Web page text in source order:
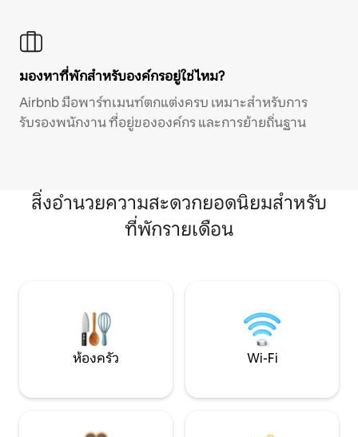
มองหาที่พักสำหรับองค์กรอยู่ใช่ไหม?
Airbnb มีอพาร์ทเมนท์ตกแต่งครบ เหมาะสำหรับการ
รับรองพนักงาน ที่อยู่ขององค์กร และการย้ายถิ่นฐาน
สิ่งอำนวยความสะดวกยอดนิยมสำหรับ
ที่พักรายเดือน
ห้องครัว Wi-Fi